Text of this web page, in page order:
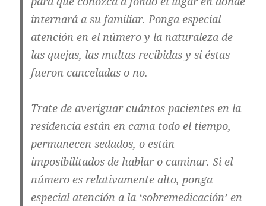
internará a su familiar. Ponga especial
atención en el número y la naturaleza de
las quejas, las multas recibidas y si éstas
fueron canceladas o no.
Trate de averiguar cuántos pacientes en la
residencia están en cama todo el tiempo,
permanecen sedados, o están
imposibilitados de hablar o caminar. Si el
número es relativamente alto, ponga
especial atención a la ‘sobremedicación’ en